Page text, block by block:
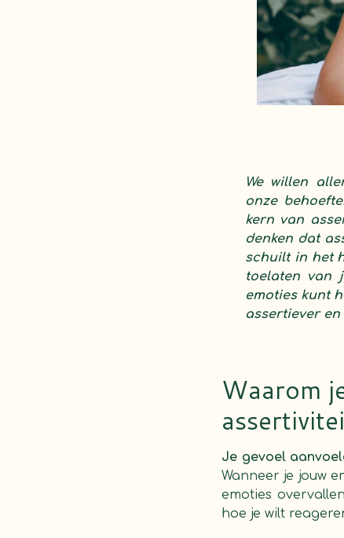
We willen
onze
kern van
denken dat
schuilt in het
toelaten van
emoties kunt
assertiever
Waarom
Je gevoel
Wanneer je jouw
emoties
hoe je wilt